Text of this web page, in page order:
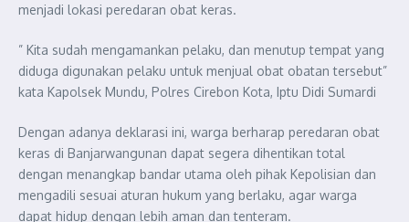
menjadi lokasi peredaran obat keras.
” Kita sudah mengamankan pelaku, dan menutup tempat yang
diduga digunakan pelaku untuk menjual obat obatan tersebut”
kata Kapolsek Mundu, Polres Cirebon Kota, Iptu Didi Sumardi
Dengan adanya deklarasi ini, warga berharap peredaran obat
keras di Banjarwangunan dapat segera dihentikan total
dengan menangkap bandar utama oleh pihak Kepolisian dan
mengadili sesuai aturan hukum yang berlaku, agar warga
dapat hidup dengan lebih aman dan tenteram.